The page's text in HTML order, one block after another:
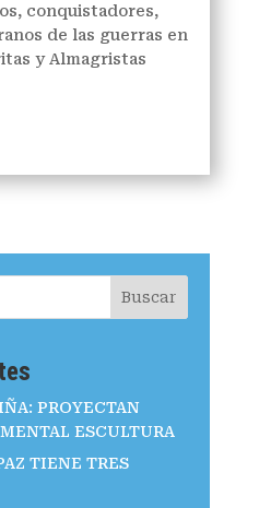
conquistadores,
de las guerras en
y Almagristas
Buscar
PROYECTAN
ESCULTURA
TIENE TRES